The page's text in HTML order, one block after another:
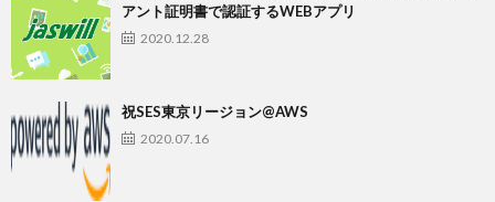
アント証明書で認証するWEBアプリ
2020.12.28
祝SES東京リージョン@AWS
2020.07.16